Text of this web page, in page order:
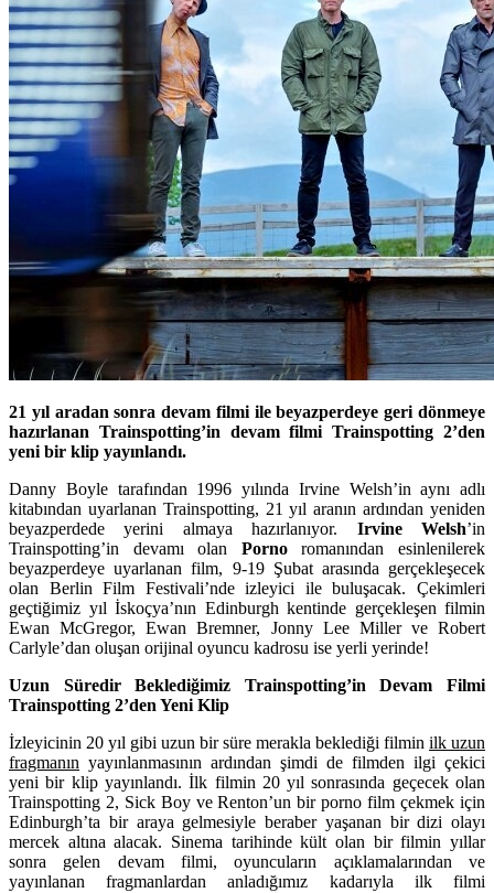
21 yıl aradan sonra devam filmi ile beyazperdeye geri dönmeye
hazırlanan Trainspotting’in devam filmi Trainspotting 2’den
yeni bir klip yayınlandı.
Danny Boyle tarafından 1996 yılında Irvine Welsh’in aynı adlı
kitabından uyarlanan Trainspotting, 21 yıl aranın ardından yeniden
beyazperdede yerini almaya hazırlanıyor. Irvine Welsh’in
Trainspotting’in
devamı olan Pornoromanından esinlenilerek
beyazperdeye uyarlanan film, 9-19 Şubat arasında gerçekleşecek
olan Berlin Film Festivali’nde izleyici ile buluşacak. Çekimleri
geçtiğimiz yıl İskoçya’nın Edinburgh kentinde gerçekleşen filmin
Ewan McGregor, Ewan Bremner, Jonny Lee Miller ve Robert
Carlyle’dan oluşan orijinal oyuncu kadrosu ise yerli yerinde!
Uzun Süredir Beklediğimiz Trainspotting’in Devam Filmi
Trainspotting 2’den Yeni Klip
İzleyicinin 20 yıl gibi uzun bir süre merakla beklediği filmin ilk uzun
fragmanın yayınlanmasının ardından şimdi de filmden ilgi çekici
yeni bir klip yayınlandı. İlk filmin 20 yıl sonrasında geçecek olan
Trainspotting 2, Sick Boy ve Renton’un bir porno film çekmek için
Edinburgh’ta bir araya gelmesiyle beraber yaşanan bir dizi olayı
mercek altına alacak. Sinema tarihinde kült olan bir filmin yıllar
sonra gelen devam filmi, oyuncuların açıklamalarından ve
yayınlanan fragmanlardan anladığımız kadarıyla ilk filmi